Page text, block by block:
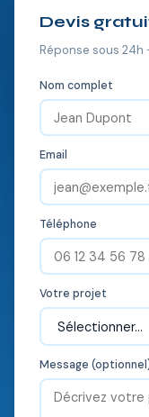
Devis
Réponse sous
Nom complet
Email
Téléphone
Votre projet
Message